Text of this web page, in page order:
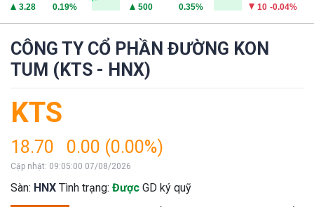
3.28
0.19%
500
0.35%
10 -0.04%
CÔNG TY CỔ PHẦN ĐƯỜNG KON
TUM (KTS - HNX)
KTS
18.70 0.00 (0.00%)
Cập nhật: 09:05:00 07/08/2026
Sàn: HNX Tình trạng: Được GD ký quỹ